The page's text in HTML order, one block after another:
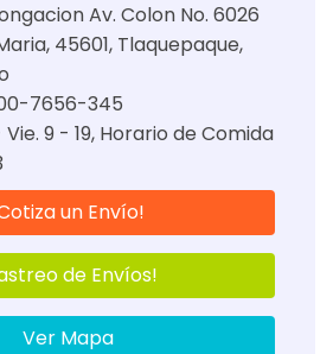
Av. Colon No. 6026
45601, Tlaquepaque,
7656-345
Vie. 9 - 19 Horario de Comida
un Envío!
de Envíos!
Ver Mapa